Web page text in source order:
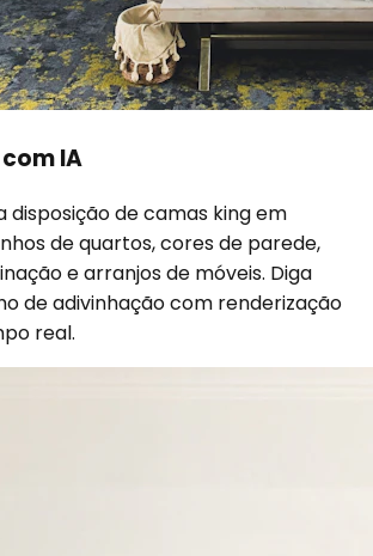
IA
disposição de camas king em
de quartos, cores de parede,
e arranjos de móveis. Diga
de adivinhação com renderização
real.